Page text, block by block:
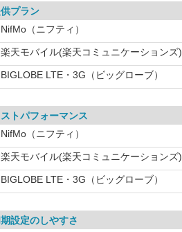
プラン
NifMo（ニフティ）
楽天モバイル(楽天コミュニケーションズ)
BIGLOBE LTE・3G（ビッグローブ）
ストパフォーマンス
NifMo（ニフティ）
楽天モバイル(楽天コミュニケーションズ)
BIGLOBE LTE・3G（ビッグローブ）
設定のしやすさ